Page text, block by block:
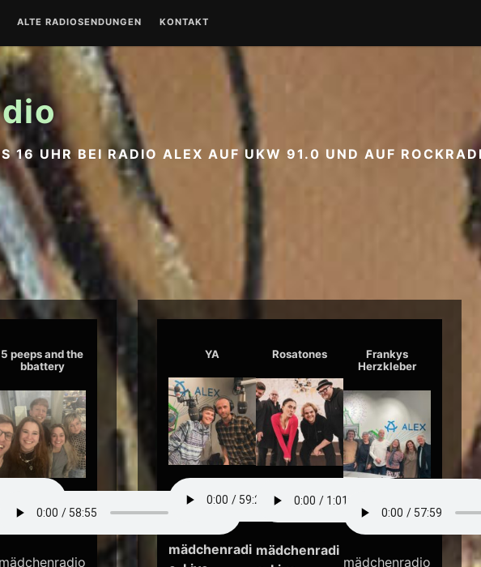
ALTE RADIOSENDUNGEN KONTAKT
16 UHR BEI RADIO ALEX AUF UKW 91.0 UND AUF
5 peeps and the
bbattery
mädchenradio
YA
mädchenradi
Rosatones
mädchenradi
Frankys
Herzkleber
mädchenradio